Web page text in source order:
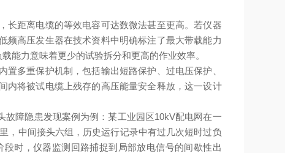
长距离电缆的等效电容可达数微法甚至更高。若仪器
频高压发生器在技术资料中明确标注了最大带载能力
能力意味着更少的试验拆分和更高的作业效率。
多重保护机制，包括输出短路保护、过电压保护、
内将被试电缆上残存的高压能量安全释放，这一设计
障隐患发现案例为例：某工业园区10kV配电网在一
，中间接头六组，历史运行记录中有过几次短时过负
时，仪器监测回路捕捉到局部放电信号的间歇性出